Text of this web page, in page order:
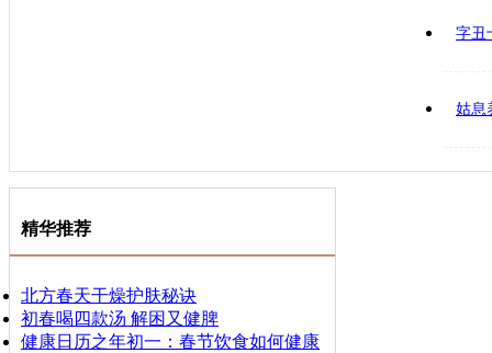
字丑
姑息
精华推荐
北方春天干燥护肤秘诀
初春喝四款汤 解困又健脾
健康日历之年初一：春节饮食如何健康